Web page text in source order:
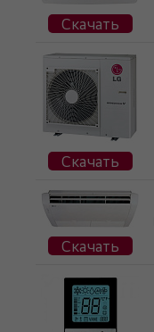
Скачать
Скачать
Скачать